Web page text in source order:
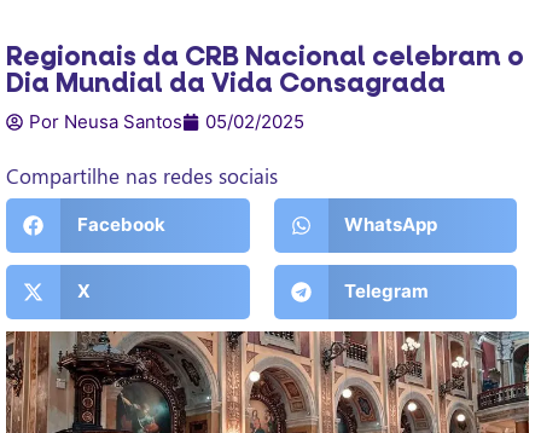
Regionais da CRB Nacional celebram o
Dia Mundial da Vida Consagrada
Por Neusa Santos 05/02/2025
Compartilhe nas redes sociais
Facebook WhatsApp
X Telegram